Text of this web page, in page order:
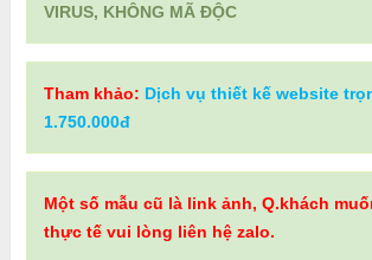
VIRUS, KHÔNG MÃ ĐỘC
Tham khảo: Dịch vụ thiết kế website
1.750.000đ
Một số mẫu cũ là link ảnh, Q.khách
thực tế vui lòng liên hệ zalo.